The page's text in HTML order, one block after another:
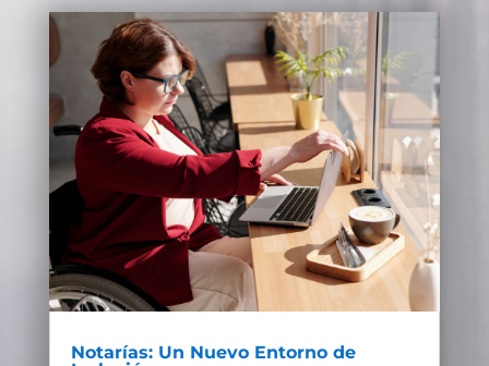
Notarías: Un Nuevo Entorno de